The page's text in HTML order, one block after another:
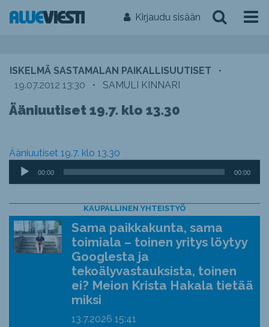
Kirjaudu sisään
ISKELMÄ SASTAMALAN PAIKALLISUUTISET
•
19.07.2012 13:30
• SAMULI KINNARI
Ääniuutiset 19.7. klo 13.30
Ääniuutiset 19.7. klo 13.30
Äänitoistin
00:00 00:00
KAUPALLINEN YHTEISTYÖ
Sama paikkakunta, sama
toimiala – toinen yritys löytyy
Googlesta ja
tekoälyvastauksista, toinen
ei? Meion Krista Hakala tietää
miksi
13.7.2026 15:41